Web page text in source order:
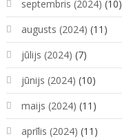
septembris (2024) (10)
augusts (2024) (11)
jūlijs (2024) (7)
jūnijs (2024) (10)
maijs (2024) (11)
aprīlis (2024) (11)